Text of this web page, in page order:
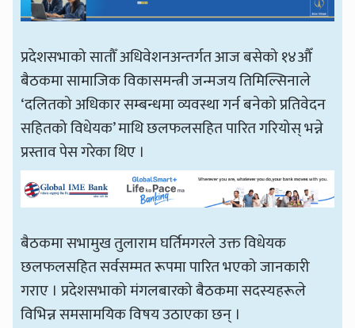
प्रदेशसभाको सातौँ अधिवेशनअन्तर्गत आज बसेको १४औँ
बैठकमा सामाजिक विकासमन्त्री जन्मजय तिमिल्सिनाले
‘दलितको अधिकार सम्बन्धमा व्यवस्था गर्न बनेको प्रतिवेदन
सहितको विधेयक’ माथि छलफलसहित पारित गरियोस् भन्ने
प्रस्ताव पेस गरेका थिए ।
बैठकमा सभामुख तुलाराम घर्तिमगरले उक्त विधेयक
छलफलसहित सर्वसम्मत रूपमा पारित भएको जानकारी
गराए । प्रदेशसभाको मंगलबारको बैठकमा सदस्यहरूले
विभिन्न समसामयिक विषय उठाएका छन् ।